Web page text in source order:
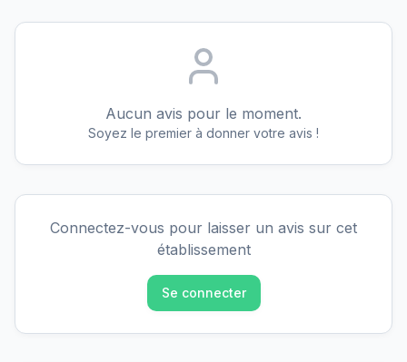
Aucun avis pour le moment.
Soyez le premier à donner votre avis !
Connectez-vous pour laisser un avis sur cet
établissement
Se connecter